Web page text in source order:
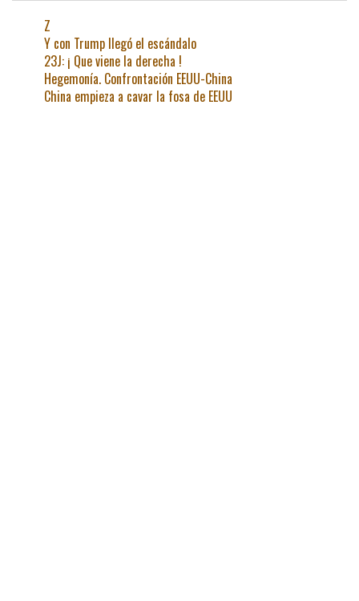
Z
Y con Trump llegó el escándalo
23J: ¡ Que viene la derecha !
Hegemonía. Confrontación EEUU-China
China empieza a cavar la fosa de EEUU